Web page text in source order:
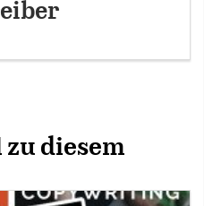
diesem